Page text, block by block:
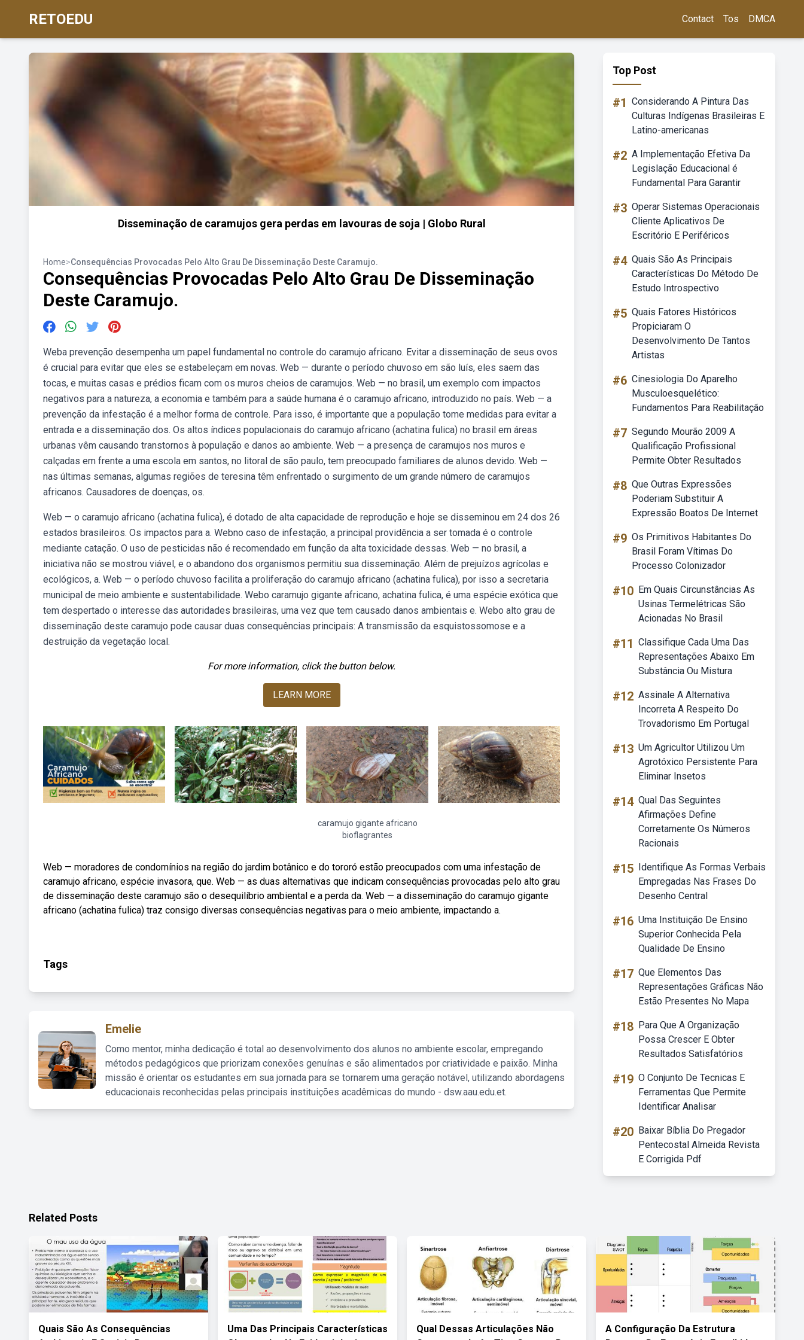
RETOEDU Contact Tos DMCA
Disseminação de caramujos gera perdas em lavouras de soja | Globo Rural
Home>Consequências Provocadas Pelo Alto Grau De Disseminação Deste Caramujo.
Consequências Provocadas Pelo Alto Grau De Disseminação
Deste Caramujo.
Weba prevenção desempenha um papel fundamental no controle do caramujo africano. Evitar a disseminação de seus ovos
é crucial para evitar que eles se estabeleçam em novas. Web — durante o período chuvoso em são luís, eles saem das
tocas, e muitas casas e prédios ficam com os muros cheios de caramujos. Web — no brasil, um exemplo com impactos
negativos para a natureza, a economia e também para a saúde humana é o caramujo africano, introduzido no país. Web — a
prevenção da infestação é a melhor forma de controle. Para isso, é importante que a população tome medidas para evitar a
entrada e a disseminação dos. Os altos índices populacionais do caramujo africano (achatina fulica) no brasil em áreas
urbanas vêm causando transtornos à população e danos ao ambiente. Web — a presença de caramujos nos muros e
calçadas em frente a uma escola em santos, no litoral de são paulo, tem preocupado familiares de alunos devido. Web —
nas últimas semanas, algumas regiões de teresina têm enfrentado o surgimento de um grande número de caramujos
africanos. Causadores de doenças, os.
Web — o caramujo africano (achatina fulica), é dotado de alta capacidade de reprodução e hoje se disseminou em 24 dos 26
estados brasileiros. Os impactos para a. Webno caso de infestação, a principal providência a ser tomada é o controle
mediante catação. O uso de pesticidas não é recomendado em função da alta toxicidade dessas. Web — no brasil, a
iniciativa não se mostrou viável, e o abandono dos organismos permitiu sua disseminação. Além de prejuízos agrícolas e
ecológicos, a. Web — o período chuvoso facilita a proliferação do caramujo africano (achatina fulica), por isso a secretaria
municipal de meio ambiente e sustentabilidade. Webo caramujo gigante africano, achatina fulica, é uma espécie exótica que
tem despertado o interesse das autoridades brasileiras, uma vez que tem causado danos ambientais e. Webo alto grau de
disseminação deste caramujo pode causar duas consequências principais: A transmissão da esquistossomose e a
destruição da vegetação local.
For more information, click the button below.
LEARN MORE
caramujo gigante africano
bioflagrantes
Web — moradores de condomínios na região do jardim botânico e do tororó estão preocupados com uma infestação de
caramujo africano, espécie invasora, que. Web — as duas alternativas que indicam consequências provocadas pelo alto grau
de disseminação deste caramujo são o desequilíbrio ambiental e a perda da. Web — a disseminação do caramujo gigante
africano (achatina fulica) traz consigo diversas consequências negativas para o meio ambiente, impactando a.
Tags
Emelie
Como mentor, minha dedicação é total ao desenvolvimento dos alunos no ambiente escolar, empregando
métodos pedagógicos que priorizam conexões genuínas e são alimentados por criatividade e paixão. Minha
missão é orientar os estudantes em sua jornada para se tornarem uma geração notável, utilizando abordagens
educacionais reconhecidas pelas principais instituições acadêmicas do mundo - dsw.aau.edu.et.
Top Post
#1 Considerando A Pintura Das
Culturas Indígenas Brasileiras E
Latino-americanas
#2 A Implementação Efetiva Da
Legislação Educacional é
Fundamental Para Garantir
#3 Operar Sistemas Operacionais
Cliente Aplicativos De
Escritório E Periféricos
#4 Quais São As Principais
Características Do Método De
Estudo Introspectivo
#5 Quais Fatores Históricos
Propiciaram O
Desenvolvimento De Tantos
Artistas
#6 Cinesiologia Do Aparelho
Musculoesquelético:
Fundamentos Para Reabilitação
#7 Segundo Mourão 2009 A
Qualificação Profissional
Permite Obter Resultados
#8 Que Outras Expressões
Poderiam Substituir A
Expressão Boatos De Internet
#9 Os Primitivos Habitantes Do
Brasil Foram Vítimas Do
Processo Colonizador
#10 Em Quais Circunstâncias As
Usinas Termelétricas São
Acionadas No Brasil
#11 Classifique Cada Uma Das
Representações Abaixo Em
Substância Ou Mistura
#12 Assinale A Alternativa
Incorreta A Respeito Do
Trovadorismo Em Portugal
#13 Um Agricultor Utilizou Um
Agrotóxico Persistente Para
Eliminar Insetos
#14 Qual Das Seguintes
Afirmações Define
Corretamente Os Números
Racionais
#15 Identifique As Formas Verbais
Empregadas Nas Frases Do
Desenho Central
#16 Uma Instituição De Ensino
Superior Conhecida Pela
Qualidade De Ensino
#17 Que Elementos Das
Representações Gráficas Não
Estão Presentes No Mapa
#18 Para Que A Organização
Possa Crescer E Obter
Resultados Satisfatórios
#19 O Conjunto De Tecnicas E
Ferramentas Que Permite
Identificar Analisar
#20 Baixar Bíblia Do Pregador
Pentecostal Almeida Revista
E Corrigida Pdf
Related Posts
Quais São As Consequências
Uma Das Principais Características
Qual Dessas Articulações Não
A Configuração Da Estrutura